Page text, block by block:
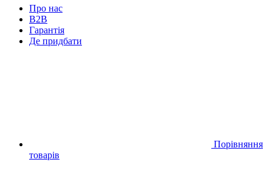
Про нас
B2B
Гарантія
Де придбати
Порівняння
товарів